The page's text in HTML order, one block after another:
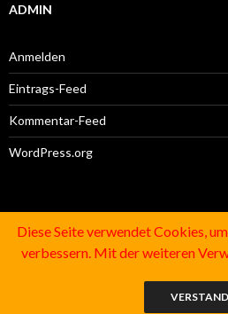
ADMIN
Anmelden
Eintrags-Feed
Kommentar-Feed
WordPress.org
Suchen
Diese Seite verwendet Cookies,
verbessern. Mit der weiteren